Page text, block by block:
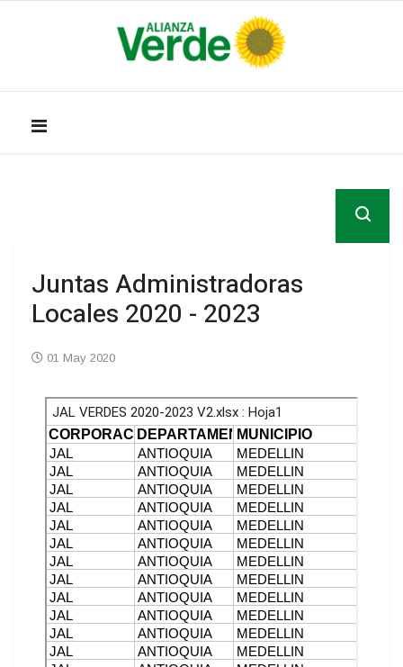
Juntas Administradoras
Locales 2020 - 2023
01 May 2020